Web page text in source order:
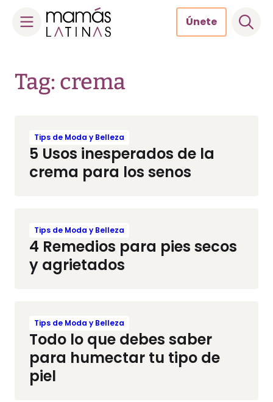
content
Únete
Tag: crema
Tips de Moda y Belleza
5 Usos inesperados de la
crema para los senos
Tips de Moda y Belleza
4 Remedios para pies secos
y agrietados
Tips de Moda y Belleza
Todo lo que debes saber
para humectar tu tipo de
piel